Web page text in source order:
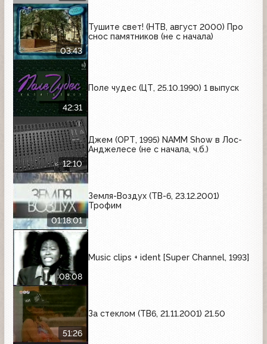
03:43
Тушите свет! (НТВ, август 2000) Про
снос памятников (не с начала)
42:31
Поле чудес (ЦТ, 25.10.1990) 1 выпуск
12:10
Джем (ОРТ, 1995) NAMM Show в Лос-
Анджелесе (не с начала, ч.б.)
01:18:01
Земля-Воздух (ТВ-6, 23.12.2001)
Трофим
08:08
Music clips + ident [Super Channel, 1993]
51:26
За стеклом (ТВ6, 21.11.2001) 21.50